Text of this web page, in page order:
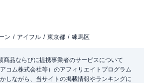
ン アイフル 東京都 練馬区
商品ならびに提携事業者のサービスについて
コム株式会社等）のアフィリエイトプログラム
しながら、当サイトの掲載情報やランキングに